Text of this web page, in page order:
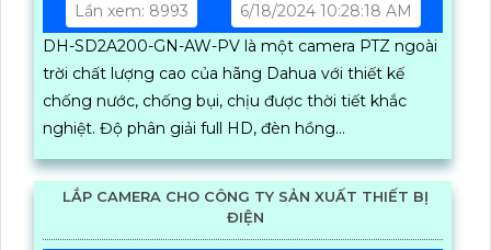
Lần xem: 8993
6/18/2024 10:28:18 AM
DH-SD2A200-GN-AW-PV là một camera PTZ ngoài
trời chất lượng cao của hãng Dahua với thiết kế
chống nước, chống bụi, chịu được thời tiết khắc
nghiệt. Độ phân giải full HD, đèn hồng...
LẮP CAMERA CHO CÔNG TY SẢN XUẤT THIẾT BỊ
ĐIỆN